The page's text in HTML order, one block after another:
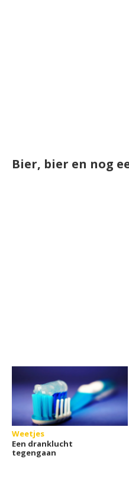
Bier, bier en nog
Weetjes
Een dranklucht
tegengaan